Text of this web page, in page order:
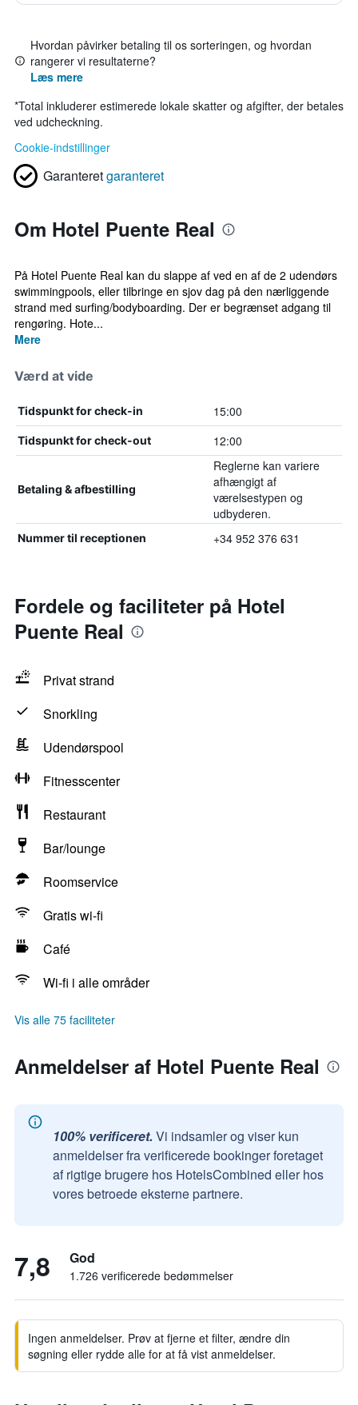
Hvordan påvirker betaling til os sorteringen, og hvordan
rangerer vi resultaterne?
Læs mere
*Total inkluderer estimerede lokale skatter og afgifter, der betales
ved udcheckning.
Cookie-indstillinger
Garanteretgaranteret
Om Hotel Puente Real
På Hotel Puente Real kan du slappe af ved en af de 2 udendørs
swimmingpools, eller tilbringe en sjov dag på den nærliggende
strand med surfing/bodyboarding. Der er begrænset adgang til
rengøring. Hote...
Mere
Værd at vide
Tidspunkt for check-in 15:00
Tidspunkt for check-out 12:00
Betaling & afbestilling
Reglerne kan variere
afhængigt af
værelsestypen og
udbyderen.
Nummer til receptionen +34 952 376 631
Fordele og faciliteter på Hotel
Puente Real
Privat strand
Snorkling
Udendørspool
Fitnesscenter
Restaurant
Bar/lounge
Roomservice
Gratis wi-fi
Café
Wi-fi i alle områder
Vis alle 75 faciliteter
Anmeldelser af Hotel Puente Real
100% verificeret. Vi indsamler og viser kun
anmeldelser fra verificerede bookinger foretaget
af rigtige brugere hos HotelsCombined eller hos
vores betroede eksterne partnere.
7,8 God
1.726 verificerede bedømmelser
Ingen anmeldelser. Prøv at fjerne et filter, ændre din
søgning eller rydde alle for at få vist anmeldelser.